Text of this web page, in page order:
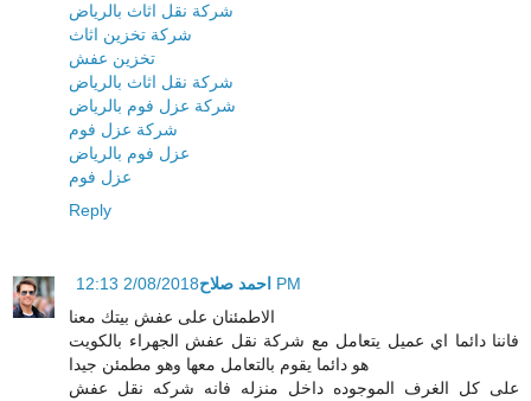
شركة نقل اثاث بالرياض
شركة تخزين اثاث
تخزين عفش
شركة نقل اثاث بالرياض
شركة عزل فوم بالرياض
شركة عزل فوم
عزل فوم بالرياض
عزل فوم
Reply
احمد صلاح 2/08/2018 12:13 PM
الاطمئنان على عفش بيتك معنا
فاننا دائما اي عميل يتعامل مع شركة نقل عفش الجهراء بالكويت
هو دائما يقوم بالتعامل معها وهو مطمئن جيدا
على كل الغرف الموجوده داخل منزله فانه شركه نقل عفش